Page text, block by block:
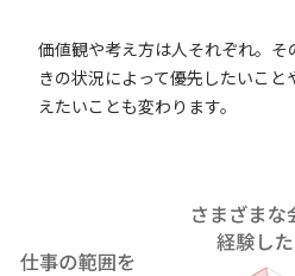
価値観や考え方は人それぞれ。そ
きの状況によって優先したいこと
えたいことも変わります。